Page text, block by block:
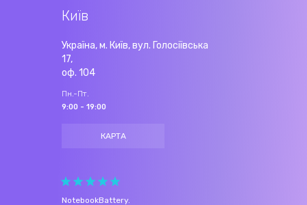
Київ
Україна, м. Київ, вул. Голосіївська
17,
оф. 104
Пн.-Пт.
9:00 - 19:00
КАРТА
NotebookBattery.